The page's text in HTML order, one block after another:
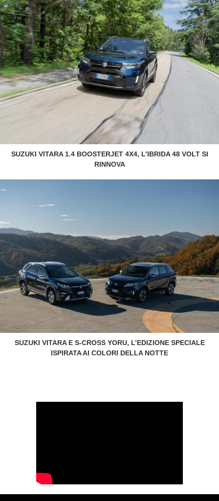
SUZUKI VITARA 1.4 BOOSTERJET 4X4, L’IBRIDA 48 VOLT SI
RINNOVA
SUZUKI VITARA E S-CROSS YORU, L’EDIZIONE SPECIALE
ISPIRATA AI COLORI DELLA NOTTE